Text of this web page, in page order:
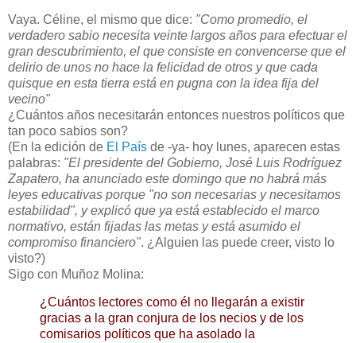
Vaya. Céline, el mismo que dice: "Como promedio, el
verdadero sabio necesita veinte largos años para efectuar el
gran descubrimiento, el que consiste en convencerse que el
delirio de unos no hace la felicidad de otros y que cada
quisque en esta tierra está en pugna con la idea fija del
vecino"
¿Cuántos años necesitarán entonces nuestros políticos que
tan poco sabios son?
(En la edición de El País de -ya- hoy lunes, aparecen estas
palabras: "El presidente del Gobierno, José Luis Rodríguez
Zapatero, ha anunciado este domingo que no habrá más
leyes educativas porque "no son necesarias y necesitamos
estabilidad", y explicó que ya está establecido el marco
normativo, están fijadas las metas y está asumido el
compromiso financiero". ¿Alguien las puede creer, visto lo
visto?)
Sigo con Muñoz Molina:
¿Cuántos lectores como él no llegarán a existir
gracias a la gran conjura de los necios y de los
comisarios políticos que ha asolado la